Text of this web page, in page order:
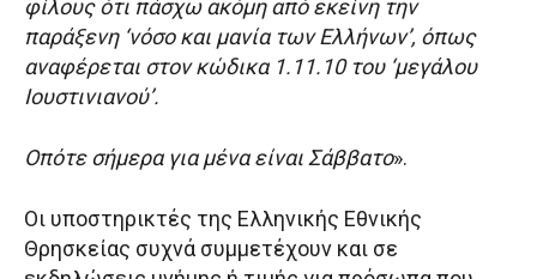
φίλους ότι πάσχω ακόμη από εκείνη την
παράξενη ‘νόσο και μανία των Ελλήνων’, όπως
αναφέρεται στον κώδικα 1.11.10 του ‘μεγάλου
Ιουστινιανού’.
Οπότε σήμερα για μένα είναι Σάββατο».
Οι υποστηρικτές της Ελληνικής Εθνικής
Θρησκείας συχνά συμμετέχουν και σε